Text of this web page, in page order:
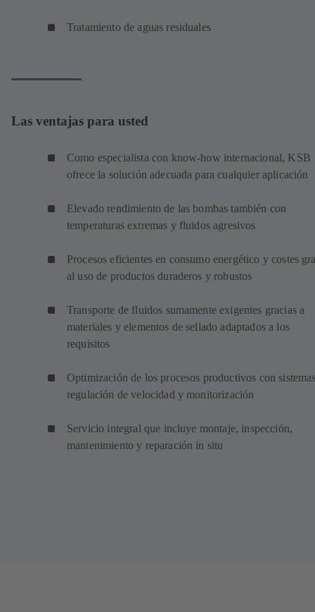
Tratamiento de aguas residuales
Las ventajas para usted
Como especialista con know-how internacional, KSB
ofrece la solución adecuada para cualquier aplicación
Elevado rendimiento de las bombas también con
temperaturas extremas y fluidos agresivos
Procesos eficientes en consumo energético y costes
al uso de productos duraderos y robustos
Transporte de fluidos sumamente exigentes gracias a
materiales y elementos de sellado adaptados a los
requisitos
Optimización de los procesos productivos con
regulación de velocidad y monitorización
Servicio integral que incluye montaje, inspección,
mantenimiento y reparación in situ